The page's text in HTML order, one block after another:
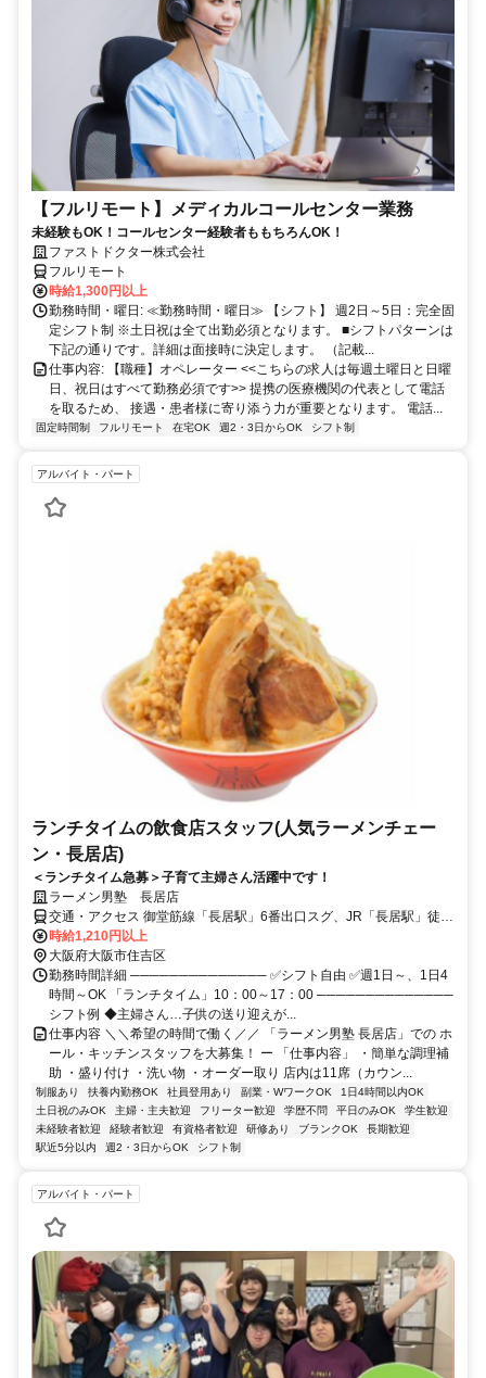
【フルリモート】メディカルコールセンター業務
未経験もOK！コールセンター経験者ももちろんOK！
ファストドクター株式会社
フルリモート
時給1,300円以上
勤務時間・曜日: ≪勤務時間・曜日≫ 【シフト】 週2日～5日：完全固
定シフト制 ※土日祝は全て出勤必須となります。ㅤ ■シフトパターンは
下記の通りです。詳細は面接時に決定します。 （記載...
仕事内容: 【職種】オペレーター <<こちらの求人は毎週土曜日と日曜
日、祝日はすべて勤務必須です>> 提携の医療機関の代表として電話
を取るため、 接遇・患者様に寄り添う力が重要となります。 電話...
固定時間制 フルリモート 在宅OK 週2・3日からOK シフト制
アルバイト・パート
ランチタイムの飲食店スタッフ(人気ラーメンチェー
ン・長居店)
＜ランチタイム急募＞子育て主婦さん活躍中です！
ラーメン男塾 長居店
交通・アクセス 御堂筋線「長居駅」6番出口スグ、JR「長居駅」徒歩
4分
時給1,210円以上
大阪府大阪市住吉区
勤務時間詳細 ────────────── ✅シフト自由 ✅週1日～、1日4
時間～OK 「ランチタイム」10：00～17：00 ──────────────
シフト例 ◆主婦さん…子供の送り迎えが...
仕事内容 ＼＼希望の時間で働く／／ 「ラーメン男塾 長居店」での ホ
ール・キッチンスタッフを大募集！ ー 「仕事内容」 ・簡単な調理補
助 ・盛り付け ・洗い物 ・オーダー取り 店内は11席（カウン...
制服あり 扶養内勤務OK 社員登用あり 副業・WワークOK
1日4時間以内OK
土日祝のみOK
主婦・主夫歓迎 フリーター歓迎 学歴不問 平日のみOK
学生歓迎
未経験者歓迎
経験者歓迎 有資格者歓迎 研修あり ブランクOK
長期歓迎
駅近5分以内
週2・3日からOK シフト制
アルバイト・パート